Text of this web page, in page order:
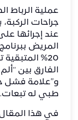
عملية الرباط
عند إجرائها
20%
الفارق بين
و”علامة فشل
طبي له تبعات.
في هذا